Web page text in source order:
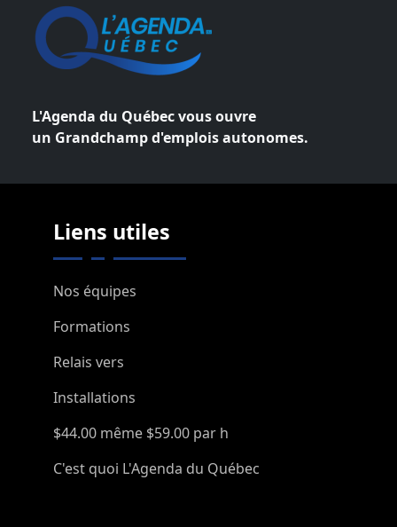
L'Agenda du Québec vous ouvre
un Grandchamp d'emplois autonomes.
Liens utiles
Nos équipes
Formations
Relais vers
Installations
$44.00 même $59.00 par h
C'est quoi L'Agenda du Québec